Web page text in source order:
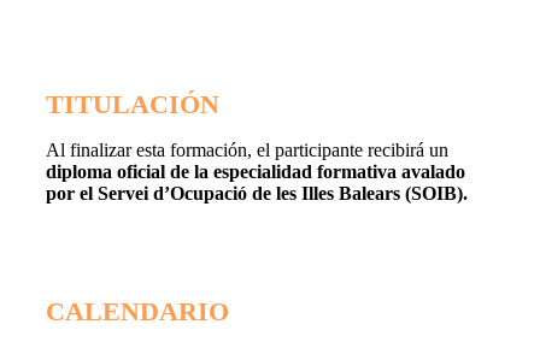
TITULACIÓN
Al finalizar esta formación, el participante recibirá un
diploma oficial de la especialidad formativa avalado
por el Servei d’Ocupació de les Illes Balears (SOIB).
CALENDARIO